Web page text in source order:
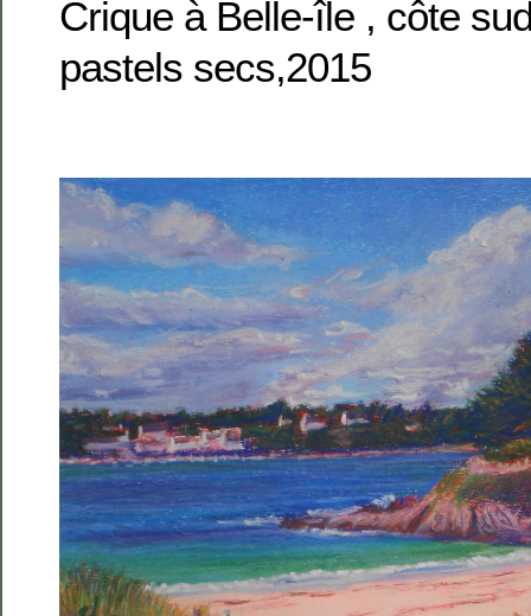
Crique à Belle-île , côte
pastels secs,2015